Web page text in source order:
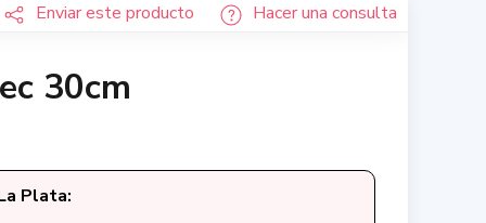
Enviareste producto Hacer una consulta
30cm
Plata: